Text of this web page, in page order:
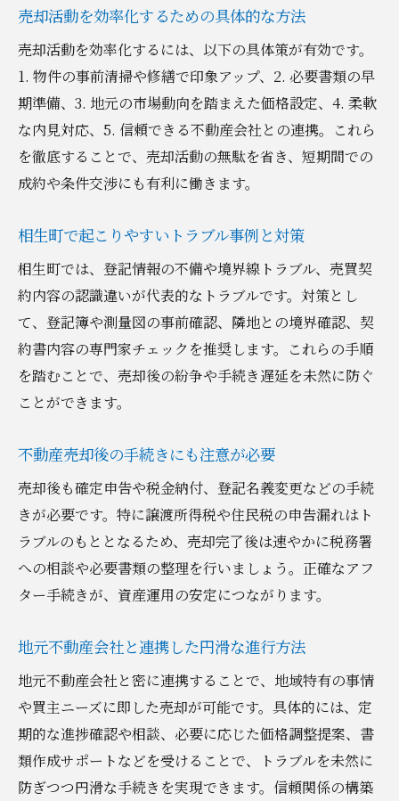
売却活動を効率化するための具体的な方法
売却活動を効率化するには、以下の具体策が有効です。
1. 物件の事前清掃や修繕で印象アップ、2. 必要書類の早
期準備、3. 地元の市場動向を踏まえた価格設定、4. 柔軟
な内見対応、5. 信頼できる不動産会社との連携。これら
を徹底することで、売却活動の無駄を省き、短期間での
成約や条件交渉にも有利に働きます。
相生町で起こりやすいトラブル事例と対策
相生町では、登記情報の不備や境界線トラブル、売買契
約内容の認識違いが代表的なトラブルです。対策とし
て、登記簿や測量図の事前確認、隣地との境界確認、契
約書内容の専門家チェックを推奨します。これらの手順
を踏むことで、売却後の紛争や手続き遅延を未然に防ぐ
ことができます。
不動産売却後の手続きにも注意が必要
売却後も確定申告や税金納付、登記名義変更などの手続
きが必要です。特に譲渡所得税や住民税の申告漏れはト
ラブルのもととなるため、売却完了後は速やかに税務署
への相談や必要書類の整理を行いましょう。正確なアフ
ター手続きが、資産運用の安定につながります。
地元不動産会社と連携した円滑な進行方法
地元不動産会社と密に連携することで、地域特有の事情
や買主ニーズに即した売却が可能です。具体的には、定
期的な進捗確認や相談、必要に応じた価格調整提案、書
類作成サポートなどを受けることで、トラブルを未然に
防ぎつつ円滑な手続きを実現できます。信頼関係の構築